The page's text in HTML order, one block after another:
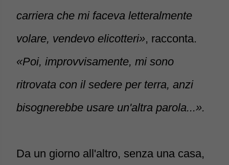
carriera che mi faceva letteralmente
volare, vendevo elicotteri», racconta.
«Poi, improvvisamente, mi sono
ritrovata con il sedere per terra, anzi
bisognerebbe usare un'altra parola...».
Da un giorno all'altro, senza una casa,